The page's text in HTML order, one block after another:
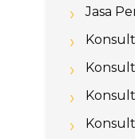
Jasa